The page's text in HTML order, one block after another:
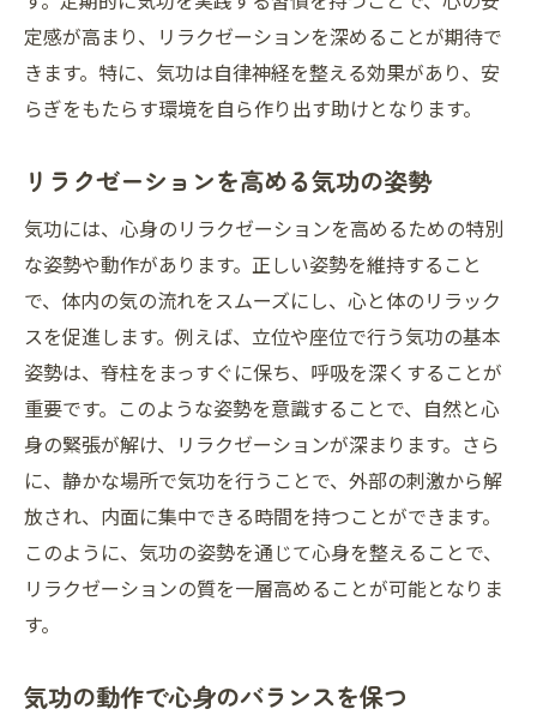
定感が高まり、リラクゼーションを深めることが期待で
きます。特に、気功は自律神経を整える効果があり、安
らぎをもたらす環境を自ら作り出す助けとなります。
リラクゼーションを高める気功の姿勢
気功には、心身のリラクゼーションを高めるための特別
な姿勢や動作があります。正しい姿勢を維持すること
で、体内の気の流れをスムーズにし、心と体のリラック
スを促進します。例えば、立位や座位で行う気功の基本
姿勢は、脊柱をまっすぐに保ち、呼吸を深くすることが
重要です。このような姿勢を意識することで、自然と心
身の緊張が解け、リラクゼーションが深まります。さら
に、静かな場所で気功を行うことで、外部の刺激から解
放され、内面に集中できる時間を持つことができます。
このように、気功の姿勢を通じて心身を整えることで、
リラクゼーションの質を一層高めることが可能となりま
す。
気功の動作で心身のバランスを保つ